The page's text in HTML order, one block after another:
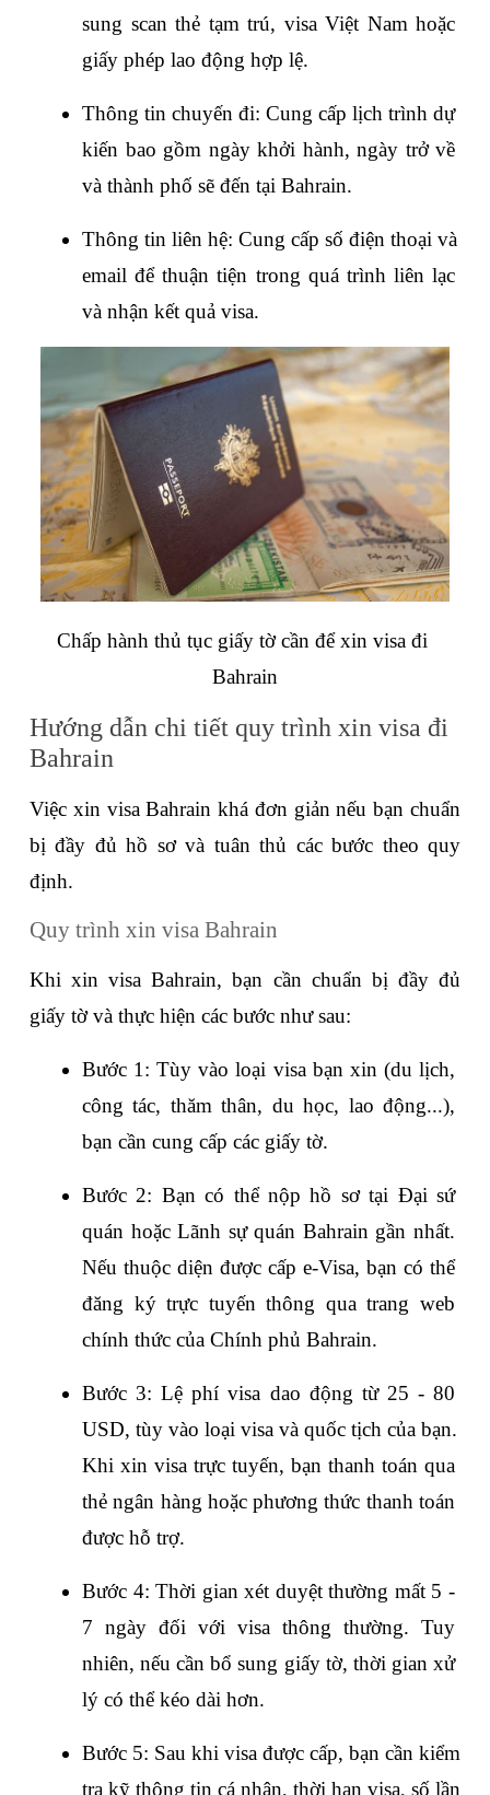
sung scan thẻ tạm trú, visa Việt Nam hoặc
giấy phép lao động hợp lệ.
Thông tin chuyến đi: Cung cấp lịch trình dự
kiến bao gồm ngày khởi hành, ngày trở về
và thành phố sẽ đến tại Bahrain.
Thông tin liên hệ: Cung cấp số điện thoại và
email để thuận tiện trong quá trình liên lạc
và nhận kết quả visa.
Chấp hành thủ tục giấy tờ cần để xin visa đi
Bahrain
Hướng dẫn chi tiết quy trình xin visa đi
Bahrain
Việc xin visa Bahrain khá đơn giản nếu bạn chuẩn
bị đầy đủ hồ sơ và tuân thủ các bước theo quy
định.
Quy trình xin visa Bahrain
Khi xin visa Bahrain, bạn cần chuẩn bị đầy đủ
giấy tờ và thực hiện các bước như sau:
Bước 1: Tùy vào loại visa bạn xin (du lịch,
công tác, thăm thân, du học, lao động...),
bạn cần cung cấp các giấy tờ.
Bước 2: Bạn có thể nộp hồ sơ tại Đại sứ
quán hoặc Lãnh sự quán Bahrain gần nhất.
Nếu thuộc diện được cấp e-Visa, bạn có thể
đăng ký trực tuyến thông qua trang web
chính thức của Chính phủ Bahrain.
Bước 3: Lệ phí visa dao động từ 25 - 80
USD, tùy vào loại visa và quốc tịch của bạn.
Khi xin visa trực tuyến, bạn thanh toán qua
thẻ ngân hàng hoặc phương thức thanh toán
được hỗ trợ.
Bước 4: Thời gian xét duyệt thường mất 5 -
7 ngày đối với visa thông thường. Tuy
nhiên, nếu cần bổ sung giấy tờ, thời gian xử
lý có thể kéo dài hơn.
Bước 5: Sau khi visa được cấp, bạn cần kiểm
tra kỹ thông tin cá nhân, thời hạn visa, số lần